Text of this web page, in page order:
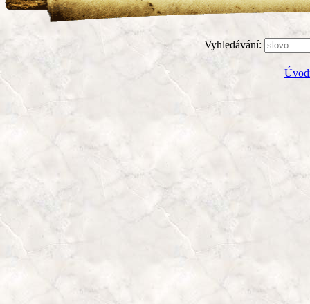
Vyhledávání: